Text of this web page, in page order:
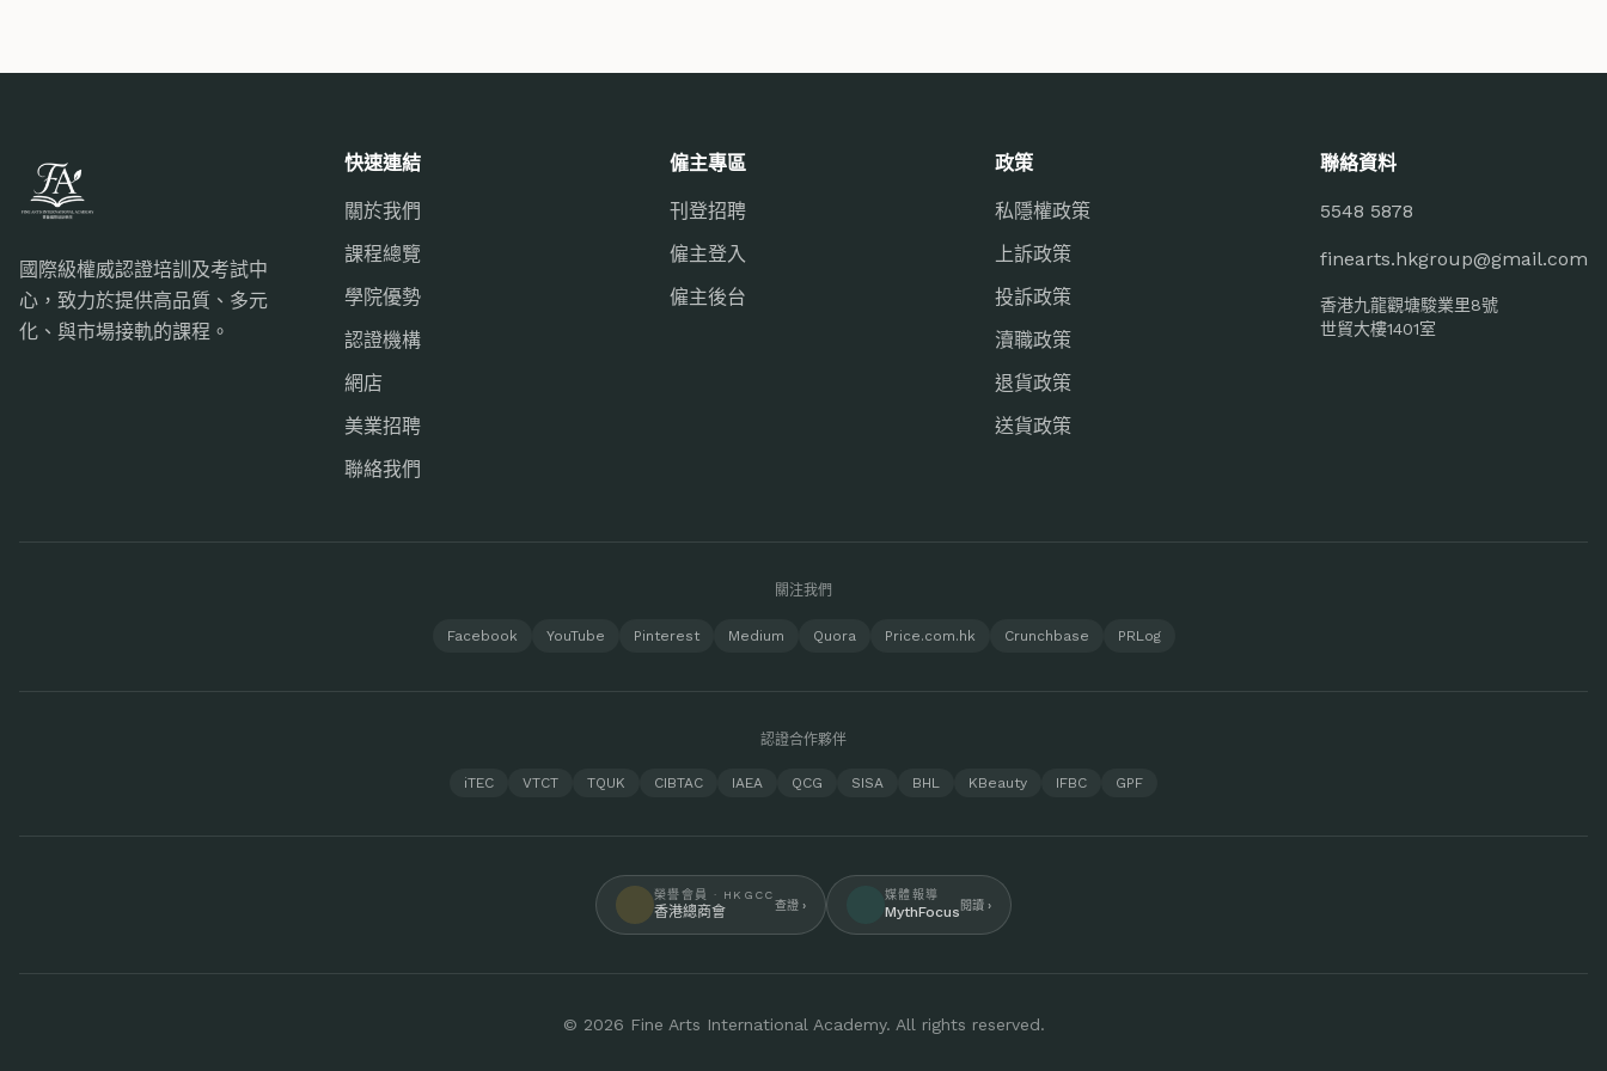
國際級權威認證培訓及考試中
心，致力於提供高品質、多元
化、與市場接軌的課程。
快速連結
關於我們
課程總覽
學院優勢
認證機構
網店
美業招聘
聯絡我們
僱主專區
刊登招聘
僱主登入
僱主後台
政策
私隱權政策
上訴政策
投訴政策
瀆職政策
退貨政策
送貨政策
聯絡資料
5548 5878
finearts.hkgroup@gmail.com
香港九龍觀塘駿業里8號
世貿大樓1401室
關注我們
Facebook YouTube Pinterest Medium Quora Price.com.hk Crunchbase PRLog
認證合作夥伴
iTEC VTCT TQUK CIBTAC IAEA QCG SISA BHL KBeauty IFBC GPF
榮譽會員 · HKGCC
香港總商會 查證 ›
媒體報導
MythFocus閱讀 ›
© 2026 Fine Arts International Academy. All rights reserved.